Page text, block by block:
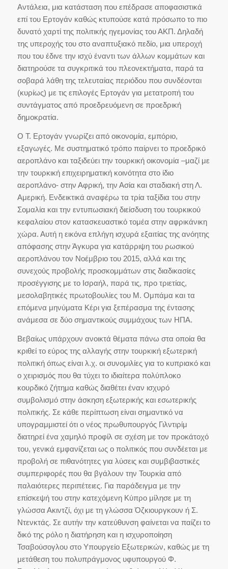
Αντάλεια, μια κατάσταση που επέδρασε αποφασιστικά
επί του Ερτογάν καθώς κτυπούσε κατά πρόσωπο το πιο
δυνατό χαρτί της πολιτικής ηγεμονίας του ΑΚΠ. Δηλαδή
της υπεροχής του στο αναπτυξιακό πεδίο, μια υπεροχή
που του έδινε την ισχύ έναντι των άλλων κομμάτων και
διατηρούσε τα συγκριτικά του πλεονεκτήματα, παρά τα
σοβαρά λάθη της τελευταίας περιόδου που συνδέονται
(κυρίως) με τις επιλογές Ερτογάν για μετατροπή του
συντάγματος από προεδρευόμενη σε προεδρική
δημοκρατία.
Ο Τ. Ερτογάν γνωρίζει από οικονομία, εμπόριο,
εξαγωγές. Με συστηματικό τρόπο παίρνει το προεδρικό
αεροπλάνο και ταξιδεύει την τουρκική οικονομία –μαζί με
την τουρκική επιχειρηματική κοινότητα στο ίδιο
αεροπλάνο- στην Αφρική, την Ασία και σταδιακή στη Λ.
Αμερική. Ενδεικτικά αναφέρω τα τρία ταξίδια του στην
Σομαλία και την εντυπωσιακή διείσδυση του τουρκικού
κεφαλαίου στον κατασκευαστικό τομέα στην αφρικάνικη
χώρα. Αυτή η εικόνα επλήγη ισχυρά εξαιτίας της ανόητης
απόφασης στην Άγκυρα για κατάρριψη του ρωσικού
αεροπλάνου τον Νοέμβριο του 2015, αλλά και της
συνεχούς προβολής προσκομμάτων στις διαδικασίες
προσέγγισης με το Ισραήλ, παρά τις, προ τριετίας,
μεσολαβητικές πρωτοβουλίες του Μ. Ομπάμα και τα
επόμενα μηνύματα Κέρι για ξεπέρασμα της έντασης
ανάμεσα σε δύο σημαντικούς συμμάχους των ΗΠΑ.
Βεβαίως υπάρχουν ανοικτά θέματα πάνω στα οποία θα
κριθεί το εύρος της αλλαγής στην τουρκική εξωτερική
πολιτική όπως είναι λ.χ. οι συνομιλίες για το κυπριακό και
ο χειρισμός που θα τύχει το ιδιαίτερα πολύπλοκο
κουρδικό ζήτημα καθώς διαθέτει έναν ισχυρό
συμβολισμό στην άσκηση εξωτερικής και εσωτερικής
πολιτικής. Σε κάθε περίπτωση είναι σημαντικό να
υπογραμμιστεί ότι ο νέος πρωθυπουργός Γιλντιρίμ
διατηρεί ένα χαμηλό προφίλ σε σχέση με τον προκάτοχό
του, γενικά εμφανίζεται ως ο πολιτικός που συνδέεται με
προβολή σε πιθανότητες για λύσεις και συμβιβαστικές
συμπεριφορές που θα βγάλουν την Τουρκία από
παλαιότερες περιπέτειες. Για παράδειγμα με την
επίσκεψή του στην κατεχόμενη Κύπρο μίλησε με τη
γλώσσα Ακιντζί, όχι με τη γλώσσα Όζκιουργκουν ή Σ.
Ντενκτάς. Σε αυτήν την κατεύθυνση φαίνεται να παίζει το
δικό της ρόλο η διατήρηση και η ισχυροποίηση
Τσαβούσογλου στο Υπουργείο Εξωτερικών, καθώς με τη
μετάθεση του πολυπράγμονος υφυπουργού Φ.